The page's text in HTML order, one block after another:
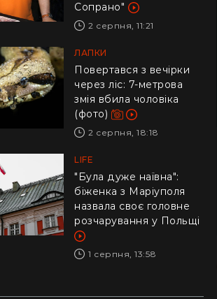
Сопрано"
2 серпня, 11:21
ЛАПКИ
Повертався з вечірки
через ліс: 7-метрова
змія вбила чоловіка
(фото)
2 серпня, 18:18
LIFE
"Була дуже наївна":
біженка з Маріуполя
назвала своє головне
розчарування у Польщі
1 серпня, 13:58